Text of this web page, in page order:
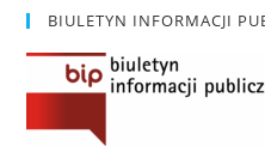
BIULETYN INFORMACJI